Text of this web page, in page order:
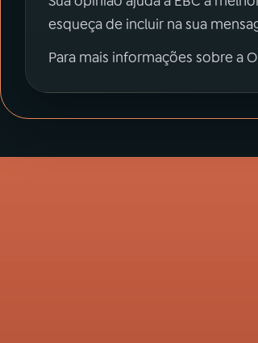
esqueça de incluir na sua
Para mais informações sobre a